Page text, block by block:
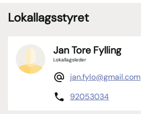
Lokallagsstyret
Jan Tore Fylling
Lokallagsleder
jan.fylo@gmail.com
92053034